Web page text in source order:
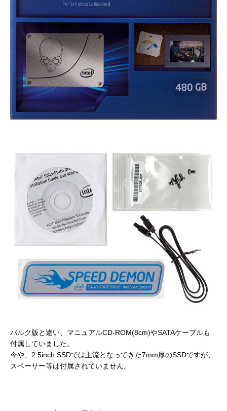
バルク版と違い、マニュアルCD-ROM(8cm)やSATAケーブルも
付属していました。
今や、2.5inch SSDでは主流となってきた7mm厚のSSDですが、
スペーサー等は付属されていません。